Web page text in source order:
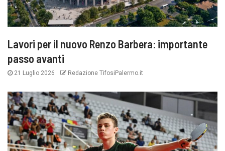
Lavori per il nuovo Renzo Barbera: importante
passo avanti
21 Luglio 2026 Redazione TifosiPalermo.it